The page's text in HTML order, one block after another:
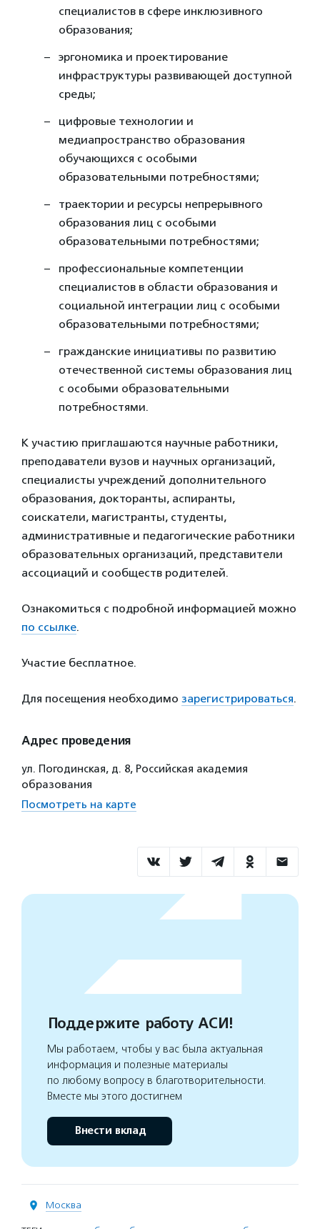
специалистов в сфере инклюзивного
образования;
эргономика и проектирование
инфраструктуры развивающей доступной
среды;
цифровые технологии и
медиапространство образования
обучающихся с особыми
образовательными потребностями;
траектории и ресурсы непрерывного
образования лиц с особыми
образовательными потребностями;
профессиональные компетенции
специалистов в области образования и
социальной интеграции лиц с особыми
образовательными потребностями;
гражданские инициативы по развитию
отечественной системы образования лиц
с особыми образовательными
потребностями.
К участию приглашаются научные работники,
преподаватели вузов и научных организаций,
специалисты учреждений дополнительного
образования, докторанты, аспиранты,
соискатели, магистранты, студенты,
административные и педагогические работники
образовательных организаций, представители
ассоциаций и сообществ родителей.
Ознакомиться с подробной информацией можно
по ссылке.
Участие бесплатное.
Для посещения необходимо зарегистрироваться.
Адрес проведения
ул. Погодинская, д. 8, Российская академия
образования
Посмотреть на карте
Поддержите работу АСИ!
Мы работаем, чтобы у вас была актуальная
информация и полезные материалы
по любому вопросу в благотворительности.
Вместе мы этого достигнем
Внести вклад
Москва